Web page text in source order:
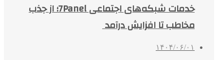
خدمات شبکه‌های اجتماعی 7Panel؛ از جذب
مخاطب تا افزایش درآمد
۱۴۰۴/۰۶/۰۱